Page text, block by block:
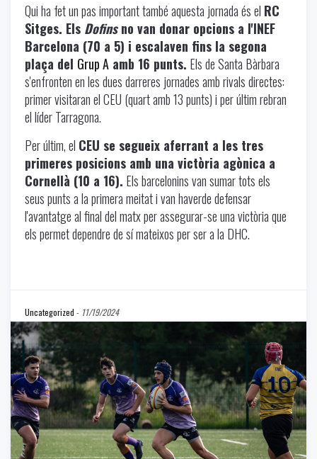
Qui ha fet un pas important també aquesta jornada és el RC
Sitges. Els Dofinsno van donar opcions a l'INEF
Barcelona (70 a 5) i escalaven fins la segona
plaça del Grup A amb 16 punts. Els de Santa Bàrbara
s'enfronten en les dues darreres jornades amb rivals directes:
primer visitaran el CEU (quart amb 13 punts) i per últim rebran
el líder Tarragona.
Per últim, el CEU se segueix aferrant a les tres
primeres posicions amb una victòria agònica a
Cornellà (10 a 16). Els barcelonins van sumar tots els
seus punts a la primera meitat i van haverde defensar
l'avantatge al final del matx per assegurar-se una victòria que
els permet dependre de sí mateixos per ser a la DHC.
Uncategorized - 11/19/2024